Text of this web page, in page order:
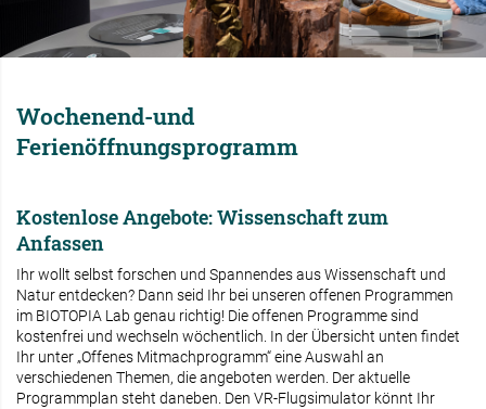
Wochenend-und
Ferienöffnungsprogramm
Kostenlose Angebote: Wissenschaft zum
Anfassen
Ihr wollt selbst forschen und Spannendes aus Wissenschaft und
Natur entdecken? Dann seid Ihr bei unseren offenen Programmen
im BIOTOPIA Lab genau richtig! Die offenen Programme sind
kostenfrei und wechseln wöchentlich. In der Übersicht unten findet
Ihr unter „Offenes Mitmachprogramm“ eine Auswahl an
verschiedenen Themen, die angeboten werden. Der aktuelle
Programmplan steht daneben. Den VR-Flugsimulator könnt Ihr